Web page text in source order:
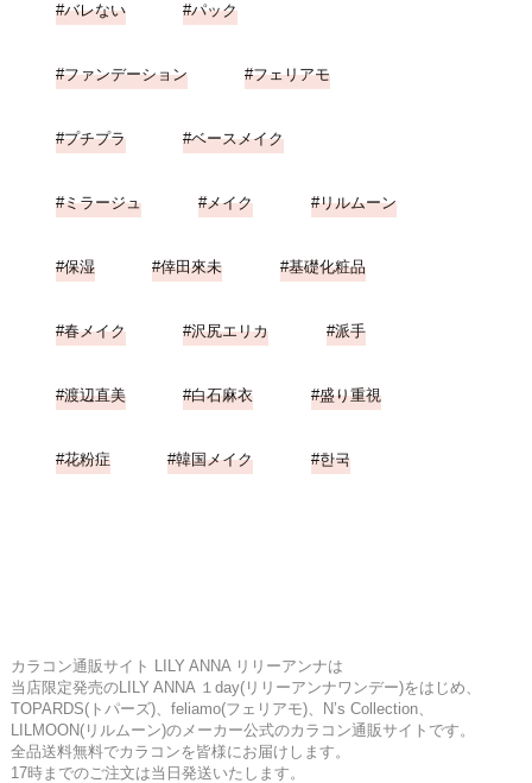
バレない パック
ファンデーション フェリアモ
プチプラ ベースメイク
ミラージュ メイク リルムーン
保湿 倖田來未 基礎化粧品
春メイク 沢尻エリカ 派手
渡辺直美 白石麻衣 盛り重視
花粉症 韓国メイク 한국
カラコン通販サイト LILY ANNA リリーアンナは
当店限定発売のLILY ANNA １day(リリーアンナワンデー)をはじめ、
TOPARDS(トパーズ)、feliamo(フェリアモ)、N’s Collection、
LILMOON(リルムーン)のメーカー公式のカラコン通販サイトです。
全品送料無料でカラコンを皆様にお届けします。
17時までのご注文は当日発送いたします。